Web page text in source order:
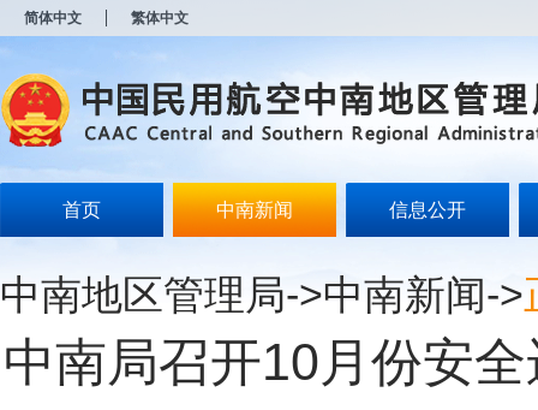
简体中文 繁体中文
首页 中南新闻 信息公开
中南地区管理局->中南新闻->
中南局召开10月份安
开
无
障
说
Alt
浪
键